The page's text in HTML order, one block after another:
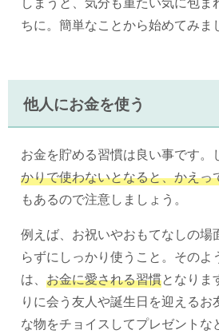
ちに。簡単なことから始めてみま
他人にお金を使う
お金を貯める習慣は良い事です。
かりで使わないとなると、かえっ
もあるので注意しましょう。
例えば、お祝いやおもてなしの場
らずにしっかり使うこと。そのよ
は、 お金に愛される習慣となりま
りに会う友人や誕生日を迎えるお
な物をチョイスしてプレゼントな